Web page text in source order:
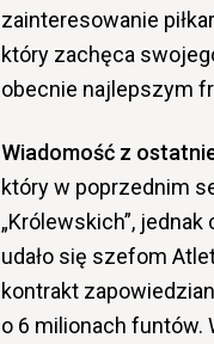
zainteresowanie
który zachęca
obecnie najlepszym
Wiadomość z
który w poprzednim
„Królewskich”,
udało się szefom
kontrakt
o 6 milionach funtów.